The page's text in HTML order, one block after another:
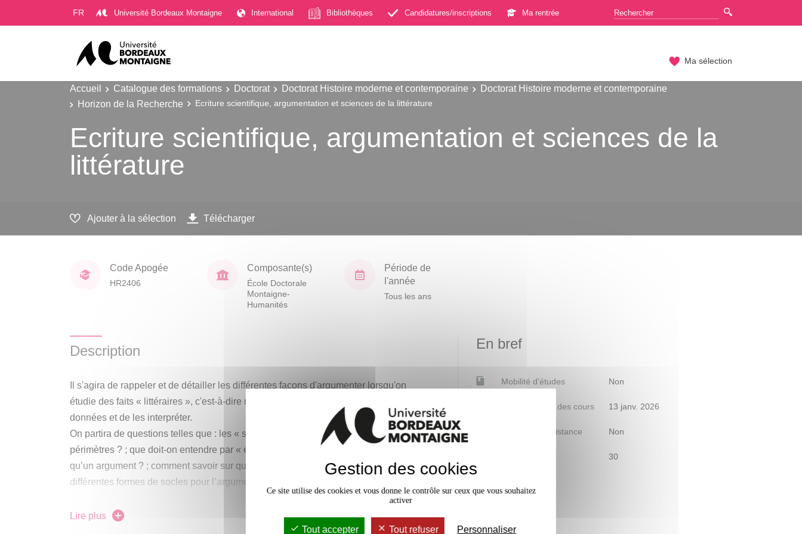
FR Université Bordeaux Montaigne International Bibliothèques Candidatures/inscriptions Ma rentrée
Ma sélection
Accueil Catalogue des formations Doctorat Doctorat Histoire moderne et contemporaine
Doctorat Histoire moderne et contemporaine
Horizon de la Recherche
Ecriture scientifique, argumentation et sciences de la littérature
Ecriture scientifique, argumentation et sciences de la
littérature
Ajouter à la sélection Télécharger
Code Apogée
HR2406
Composante(s)
École Doctorale
Montaigne-
Humanités
Période de
l'année
Tous les ans
Description
Il s'agira de rappeler et de détailler les différentes façons d'argumenter lorsqu'on
étudie des faits « littéraires », c'est-à-dire réfléchir aux façons d'établir des
données et de les interpréter.
On partira de questions telles que : les « sciences de la littérature », quels
périmètres ? ; que doit-on entendre par « écriture scientifique » ? ; qu’est-ce
qu’un argument ? ; comment savoir sur quoi argumenter ? On s’intéressera aux
différentes formes de socles pour l’argumentation : l’usage des sources (théorie,
d’outils numériques et statistiques, des arguments méta (-théorique ; -critique),
c’est-à-dire au commentaire des commentaires, et à la façon de former et
Lire plus
En bref
Mobilité d'études Non
Date de début des cours 13 janv. 2026
Accessible à distance Non
30
Gestion des cookies
Ce site utilise des cookies et vous donne le contrôle sur ceux que vous souhaitez
activer
Tout accepter Tout refuser Personnaliser